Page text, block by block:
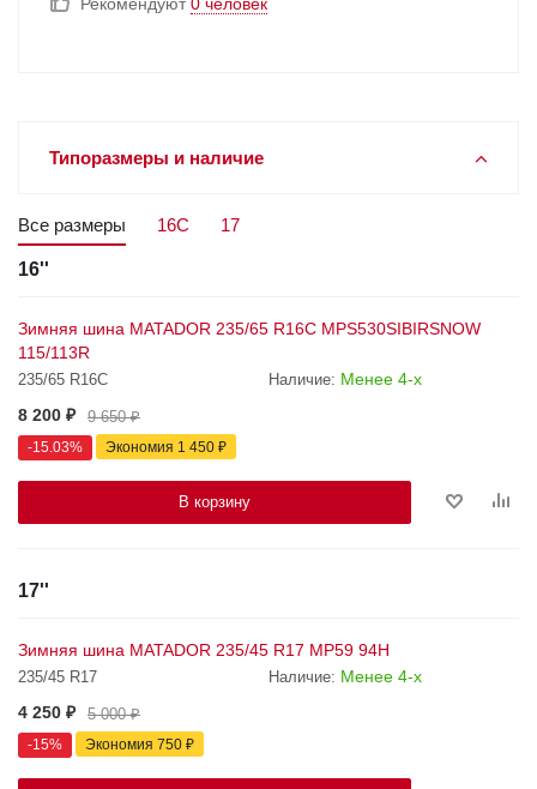
Типоразмеры и наличие
Все размеры 16C 17
16''
Зимняя шина MATADOR 235/65 R16C MPS530SIBIRSNOW
115/113R
235/65 R16C Наличие: Менее 4-х
8 200 ₽ 9 650₽
-15.03% Экономия 1 450 ₽
В корзину
17''
Зимняя шина MATADOR 235/45 R17 MP59 94H
235/45 R17 Наличие: Менее 4-х
4 250 ₽ 5 000₽
-15% Экономия 750 ₽